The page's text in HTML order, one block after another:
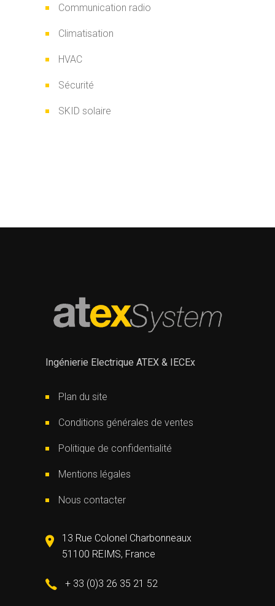
Communication radio
Climatisation
HVAC
Sécurité
SKID solaire
Ingénierie Electrique ATEX & IECEx
Plan du site
Conditions générales de ventes
Politique de confidentialité
Mentions légales
Nous contacter
13 Rue Colonel Charbonneaux
51100 REIMS, France
+ 33 (0)3 26 35 21 52